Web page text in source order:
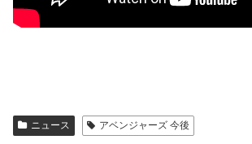
ニュース アベンジャーズ 今後